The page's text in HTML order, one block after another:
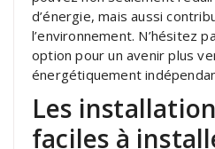
d’énergie, mais aussi
l’environnement. N’hésitez
option pour un avenir plus
énergétiquement
Les
faciles à